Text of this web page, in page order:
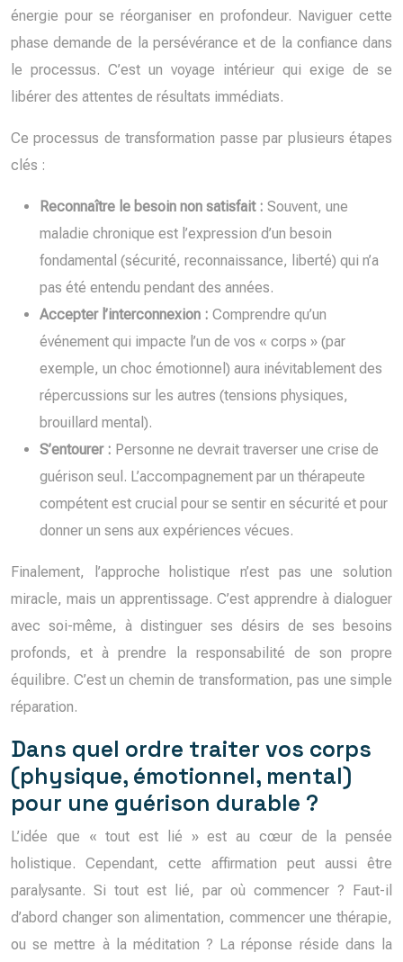
énergie pour se réorganiser en profondeur. Naviguer cette
phase demande de la persévérance et de la confiance dans
le processus. C’est un voyage intérieur qui exige de se
libérer des attentes de résultats immédiats.
Ce processus de transformation passe par plusieurs étapes
clés :
Reconnaître le besoin non satisfait : Souvent, une
maladie chronique est l’expression d’un besoin
fondamental (sécurité, reconnaissance, liberté) qui n’a
pas été entendu pendant des années.
Accepter l’interconnexion : Comprendre qu’un
événement qui impacte l’un de vos « corps » (par
exemple, un choc émotionnel) aura inévitablement des
répercussions sur les autres (tensions physiques,
brouillard mental).
S’entourer : Personne ne devrait traverser une crise de
guérison seul. L’accompagnement par un thérapeute
compétent est crucial pour se sentir en sécurité et pour
donner un sens aux expériences vécues.
Finalement, l’approche holistique n’est pas une solution
miracle, mais un apprentissage. C’est apprendre à dialoguer
avec soi-même, à distinguer ses désirs de ses besoins
profonds, et à prendre la responsabilité de son propre
équilibre. C’est un chemin de transformation, pas une simple
réparation.
Dans quel ordre traiter vos corps
(physique, émotionnel, mental)
pour une guérison durable ?
L’idée que « tout est lié » est au cœur de la pensée
holistique. Cependant, cette affirmation peut aussi être
paralysante. Si tout est lié, par où commencer ? Faut-il
d’abord changer son alimentation, commencer une thérapie,
ou se mettre à la méditation ? La réponse réside dans la